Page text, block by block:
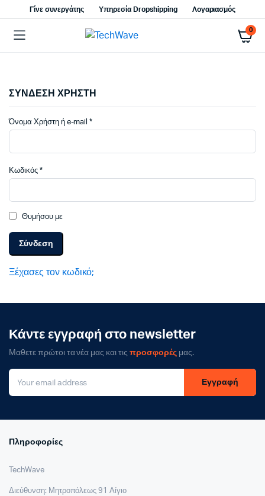
Γίνε συνεργάτης Υπηρεσία Dropshipping Λογαριασμός
0
ΣΥΝΔΕΣΗ ΧΡΗΣΤΗ
Όνομα Χρήστη ή e-mail*Απαιτείται
Κωδικός *Απαιτείται
Θυμήσου με
Σύνδεση
Ξέχασες τον κωδικό;
Κάντε εγγραφή στο newsletter
Μαθετε πρώτοι τα νέα μας και τιςπροσφορέςμας.
Εγγραφή
Πληροφορίες
TechWave
Διεύθυνση: Μητροπόλεως 91 Αίγιο